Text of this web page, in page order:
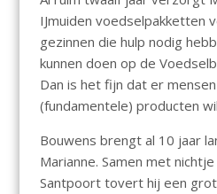
IJmuiden voedselpakketten
gezinnen die hulp nodig
kunnen doen op de
Dan is het fijn dat er
(fundamentele) producten
Bouwens brengt al 10 jaar
Marianne. Samen met
Santpoort tovert hij een